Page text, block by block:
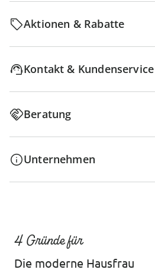
Aktionen & Rabatte
Kontakt & Kundenservice
Beratung
Unternehmen
4 Gründe für
Die moderne Hausfrau